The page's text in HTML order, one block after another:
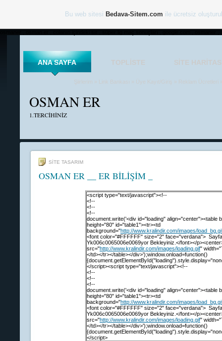
ANA SAYFA TOPLISTE SITE
Şiirlerim Link Bankası Üye Kayıt/Giriş Reklam Ücretleri
OSMAN ER
1.TERCİHİNİZ
SİTE TASARIM
OSMAN ER __ ER BİLİŞİM _
<script type="text/javascript"><!--
<!--
<!--
<!--
document.write('<div id="loading" align="center"><table
height="80" id="table1"><tr><td
background="http://www.kralindir.com/images/
<font color="#FFFFFF" size="2" face="verdana"> Sayfa
Yk006c0065006e0069yor Bekleyiniz.</font></
src="http://www.kralindir.com/images/loading.gif"
</td></tr></table></div>');window.onload=function()
</script><script type="text/javascript"><!--
<!--
<!--
<!--
document.write('<div id="loading" align="center"><table
height="80" id="table1"><tr><td
background="http://www.kralindir.com/images/
<font color="#FFFFFF" size="2" face="verdana"> Sayfa
Yk006c0065006e0069yor Bekleyiniz.</font></
src="http://www.kralindir.com/images/loading.gif"
</td></tr></table></div>');window.onload=function()
</script>
Bu web sitesi Bedava-Sitem.com ile ücretsiz